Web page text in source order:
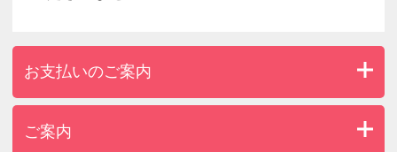
お支払いのご案内
ご案内